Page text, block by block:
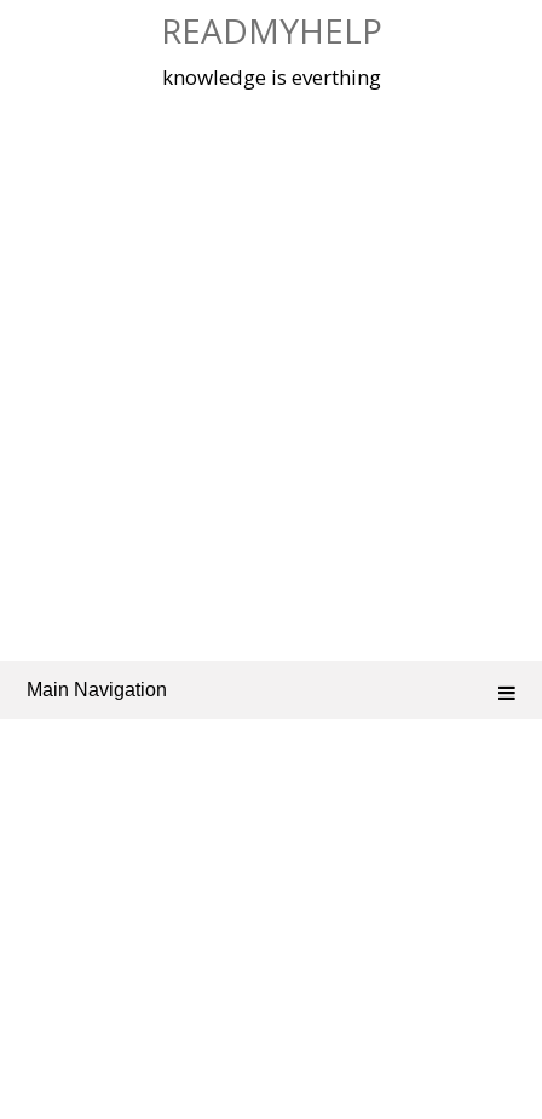
READMYHELP
knowledge is everthing
Main Navigation